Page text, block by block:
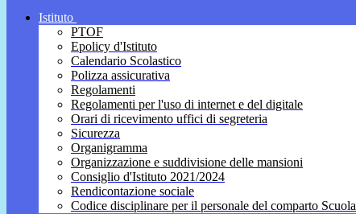
Istituto
PTOF
Epolicy d'Istituto
Calendario Scolastico
Polizza assicurativa
Regolamenti
Regolamenti per l'uso di internet e del digitale
Orari di ricevimento uffici di segreteria
Sicurezza
Organigramma
Organizzazione e suddivisione delle mansioni
Consiglio d'Istituto 2021/2024
Rendicontazione sociale
Codice disciplinare per il personale del comparto Scuola